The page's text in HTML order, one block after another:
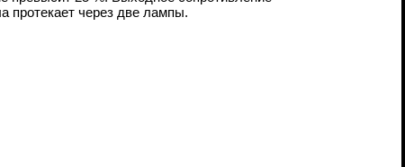
протекает через две лампы.